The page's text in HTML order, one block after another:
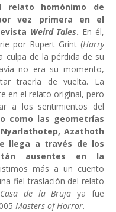
homónimo de
vez primera en el
Weird Tales. En él,
por Rupert Grint (Harry
culpa de la pérdida de su
no era su momento,
traerla de vuelta. La
en el relato original, pero
a los sentimientos del
como las geometrías
Azathoth
llega a través de los
ausentes en la
más a un cuento
fiel traslación del relato
de la Bruja ya fue
Masters of Horror.